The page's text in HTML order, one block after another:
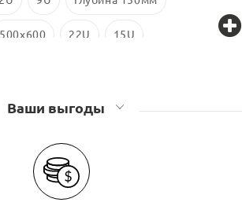
500х600 22U 15U
шкафы Связьстройдеталь
Ваши выгоды